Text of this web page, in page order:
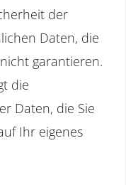
der
Daten, die
garantieren.
die
Daten, die Sie
Ihr eigenes